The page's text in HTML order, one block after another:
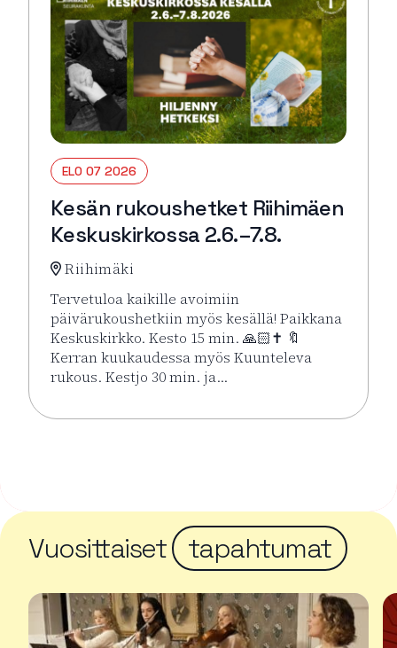
ELO 07 2026
Kesän rukoushetket Riihimäen
Keskuskirkossa 2.6.–7.8.
Riihimäki
Tervetuloa kaikille avoimiin
päivärukoushetkiin myös kesällä! Paikkana
Keskuskirkko. Kesto 15 min. 🙏🏻✝️ 🔖
Kerran kuukaudessa myös Kuunteleva
rukous. Kestjo 30 min. ja…
Lue lisää tapahtumasta Kesän rukoushetket
Vuosittaiset tapahtumat